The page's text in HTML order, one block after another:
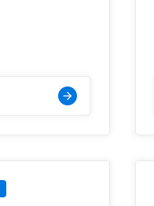
arrow_forward